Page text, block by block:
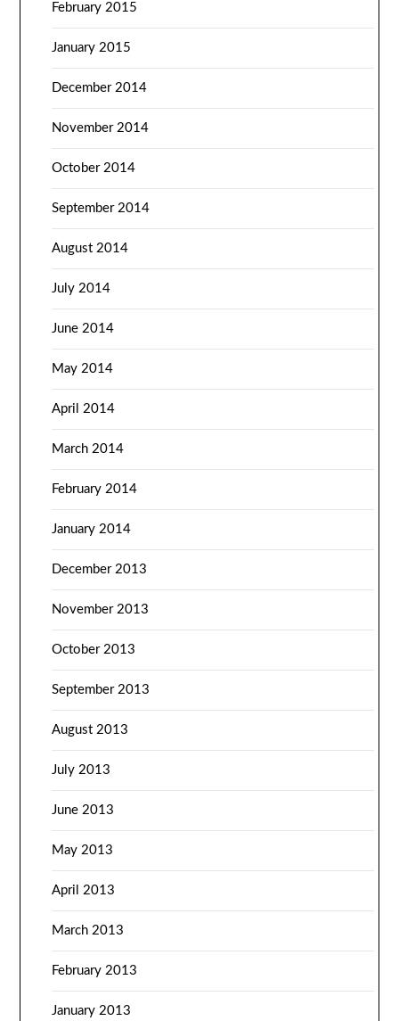
February 2015
January 2015
December 2014
November 2014
October 2014
September 2014
August 2014
July 2014
June 2014
May 2014
April 2014
March 2014
February 2014
January 2014
December 2013
November 2013
October 2013
September 2013
August 2013
July 2013
June 2013
May 2013
April 2013
March 2013
February 2013
January 2013